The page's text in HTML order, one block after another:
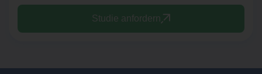
Studie anfordern